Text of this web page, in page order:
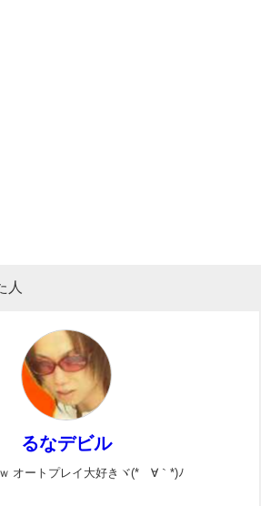
人
るなデビル
オートプレイ大好きヾ(*´∀｀*)ﾉ